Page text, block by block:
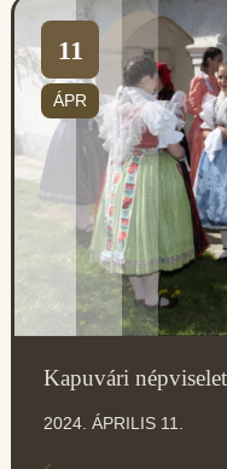
11
ÁPR
Kapuvári népviselet
2024. ÁPRILIS 11.